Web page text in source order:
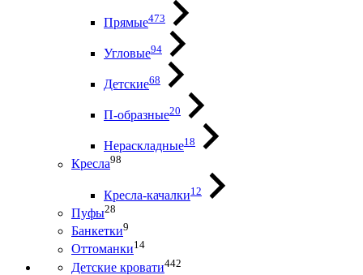
Прямые473
Угловые94
Детские68
П-образные20
Нераскладные18
Кресла98
Кресла-качалки12
Пуфы28
Банкетки9
Оттоманки14
Детские кровати442